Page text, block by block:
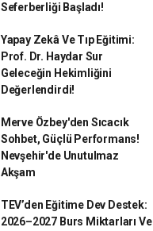
Seferberliği Başladı!
Yapay Zekâ Ve Tıp Eğitimi:
Prof. Dr. Haydar Sur
Geleceğin Hekimliğini
Değerlendirdi!
Merve Özbey'den Sıcacık
Sohbet, Güçlü Performans!
Nevşehir'de Unutulmaz
Akşam
TEV’den Eğitime Dev Destek:
2026–2027 Burs Miktarları Ve